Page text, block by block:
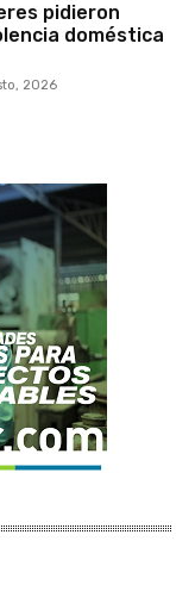
pidieron
doméstica
2026